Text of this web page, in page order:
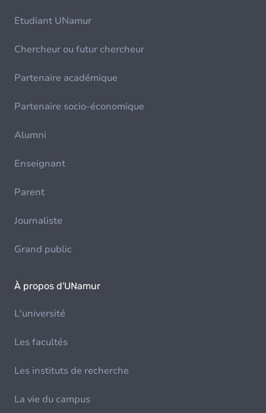
Etudiant UNamur
Chercheur ou futur chercheur
Partenaire académique
Partenaire socio-économique
Alumni
Enseignant
Parent
Journaliste
Grand public
À propos d'UNamur
L'université
Les facultés
Les instituts de recherche
La vie du campus